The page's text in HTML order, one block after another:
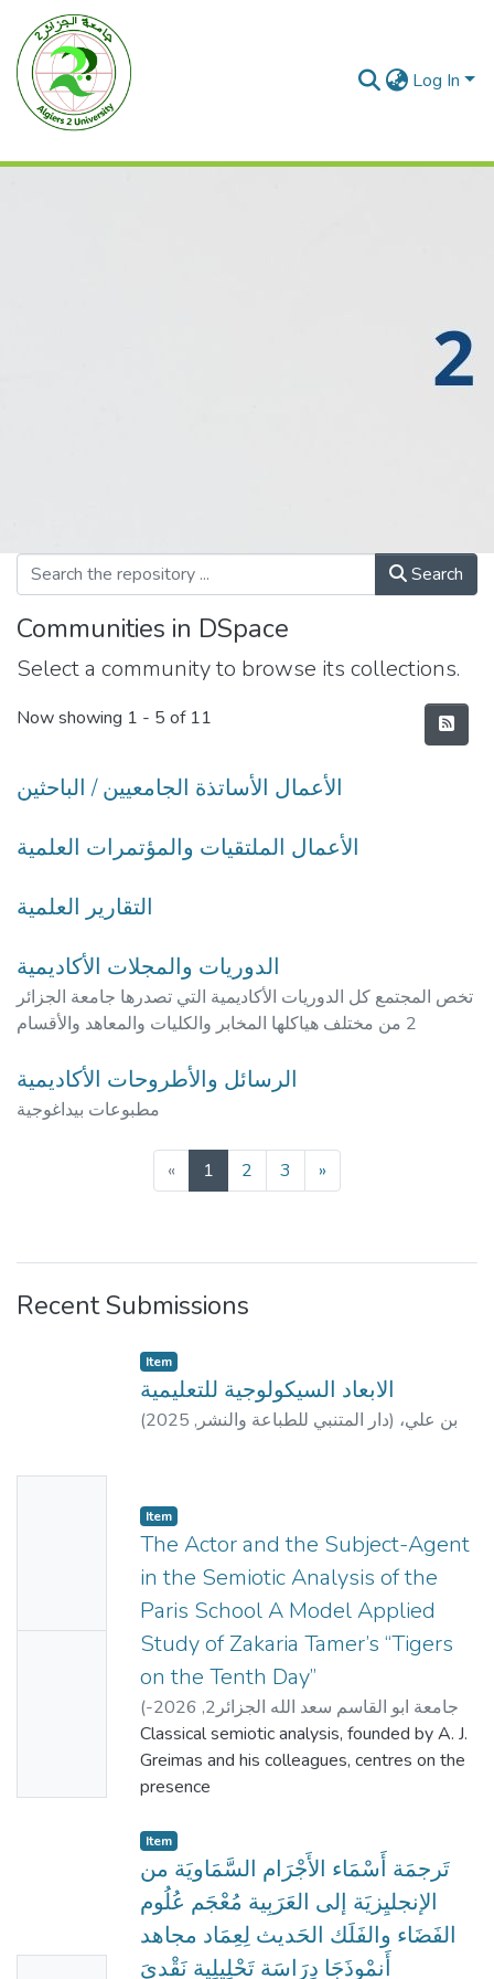
Log In
Search
Communities in DSpace
Select a community to browse its collections.
Now showing 1 - 5 of 11
الأعمال الأساتذة الجامعيين / الباحثين
الأعمال الملتقيات والمؤتمرات العلمية
التقارير العلمية
الدوريات والمجلات الأكاديمية
تخص المجتمع كل الدوريات الأكاديمية التي تصدرها جامعة الجزائر
2 من مختلف هياكلها المخابر والكليات والمعاهد والأقسام
الرسائل والأطروحات الأكاديمية
مطبوعات بيداغوجية
« 1 (current)
2 3 »
Recent Submissions
e
Item
الابعاد السيكولوجية للتعليمية
( دار المتنبي للطباعة والنشر ,
2025 ) بن علي،
Item
The Actor and the Subject-Agent
in the Semiotic Analysis of the
Paris School A Model Applied
Study of Zakaria Tamer’s “Tigers
on the Tenth Day”
( جامعة ابو القاسم سعد الله الجزائر2 ,
2026-
06-01)ابو بكر خالدي
Classical semiotic analysis, founded by A. J.
Greimas and his colleagues, centres on the
presence
text. This meaning is analysed as an
established reality
within discourse and from a fixed
perspective, on the assumption that stable
signification relies
on a set of semiotic tools for its disclosure.
Item
تَرجمَة أَسْمَاء الأَجْرَام السَّمَاويَة من
الإنجليِزيَة إلى العَرَبِية مُعْجَم عُلُوم
الفَضَاء والفَلَك الحَديث لِعِمَاد مجاهد
أَنمْوذَجَا دِرَاسَة تَحْلِيلِية نَقْديَ